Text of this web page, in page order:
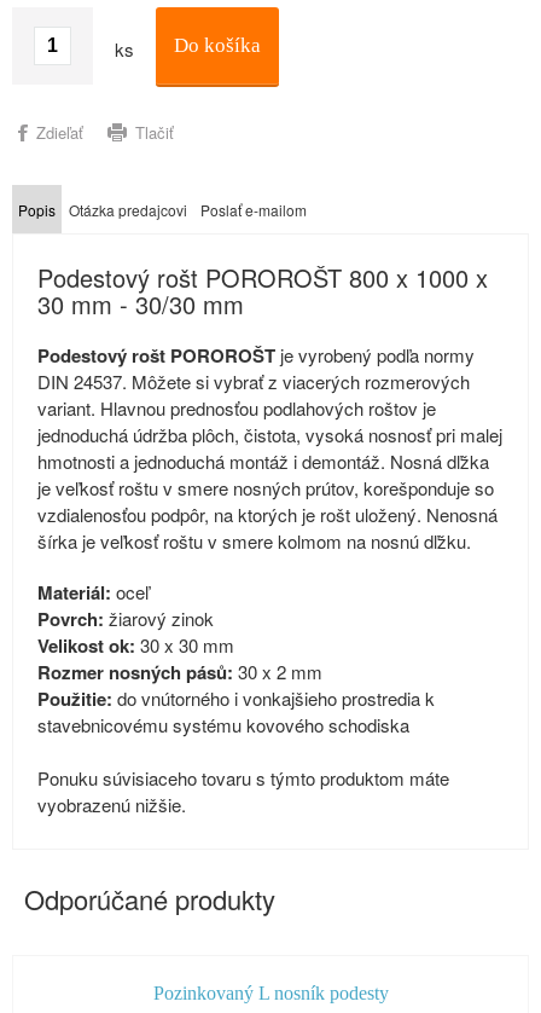
ks Do košíka
Zdieľať Tlačiť
Popis Otázka predajcovi Poslať e-mailom
Podestový rošt POROROŠT 800 x 1000 x
30 mm - 30/30 mm
Podestový rošt POROROŠT je vyrobený podľa normy
DIN 24537. Môžete si vybrať z viacerých rozmerových
variant. Hlavnou prednosťou podlahových roštov je
jednoduchá údržba plôch, čistota, vysoká nosnosť pri malej
hmotnosti a jednoduchá montáž i demontáž. Nosná dľžka
je veľkosť roštu v smere nosných prútov, korešponduje so
vzdialenosťou podpôr, na ktorých je rošt uložený. Nenosná
šírka je veľkosť roštu v smere kolmom na nosnú dľžku.
Materiál: oceľ
Povrch: žiarový zinok
Velikost ok: 30 x 30 mm
Rozmer nosných pásů: 30 x 2 mm
Použitie: do vnútorného i vonkajšieho prostredia k
stavebnicovému systému kovového schodiska
Ponuku súvisiaceho tovaru s týmto produktom máte
vyobrazenú nižšie.
Odporúčané produkty
Pozinkovaný L nosník podesty